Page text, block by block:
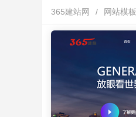
365建站网 / 网站模板